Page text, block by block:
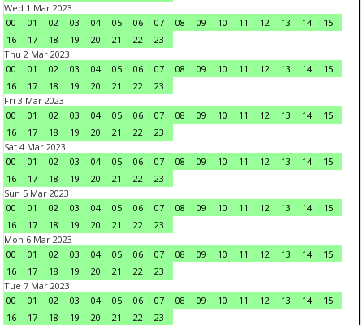
Wed 1 Mar 2023
00
01 02 03 04 05 06 07 08 09 10 11 12 13 14
15
16
17 18 19 20 21 22
23
Thu 2 Mar 2023
00
01 02 03 04 05 06 07 08 09 10 11 12 13 14
15
16
17 18 19 20 21 22
23
Fri 3 Mar 2023
00
01 02 03 04 05 06 07 08 09 10 11 12 13 14
15
16
17 18 19 20 21 22
23
Sat 4 Mar 2023
00
01 02 03 04 05 06 07 08 09 10 11 12 13 14
15
16
17 18 19 20 21 22
23
Sun 5 Mar 2023
00
01 02 03 04 05 06 07 08 09 10 11 12 13 14
15
16
17 18 19 20 21 22
23
Mon 6 Mar 2023
00
01 02 03 04 05 06 07 08 09 10 11 12 13 14
15
16
17 18 19 20 21 22
23
Tue 7 Mar 2023
00
01 02 03 04 05 06 07 08 09 10 11 12 13 14
15
16
17 18 19 20 21 22
23